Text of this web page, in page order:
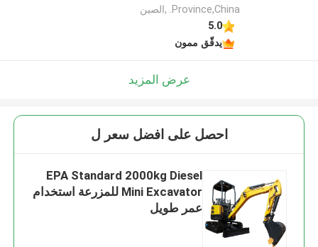
Province,China. ,الصين
5.0
يدقّق ممون
عرض المزيد
احصل على افضل سعر ل
EPA Standard 2000kg Diesel
Mini Excavator للمزرعة استخدام
عمر طويل